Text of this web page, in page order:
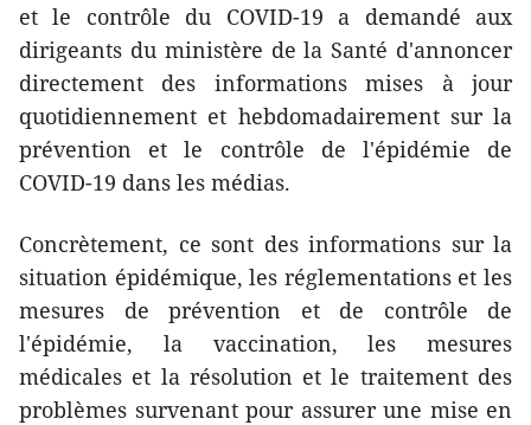
et le contrôle du COVID-19 a demandé aux
dirigeants du ministère de la Santé d'annoncer
directement des informations mises à jour
quotidiennement et hebdomadairement sur la
prévention et le contrôle de l'épidémie de
COVID-19 dans les médias.
Concrètement, ce sont des informations sur la
situation épidémique, les réglementations et les
mesures de prévention et de contrôle de
l'épidémie, la vaccination, les mesures
médicales et la résolution et le traitement des
problèmes survenant pour assurer une mise en